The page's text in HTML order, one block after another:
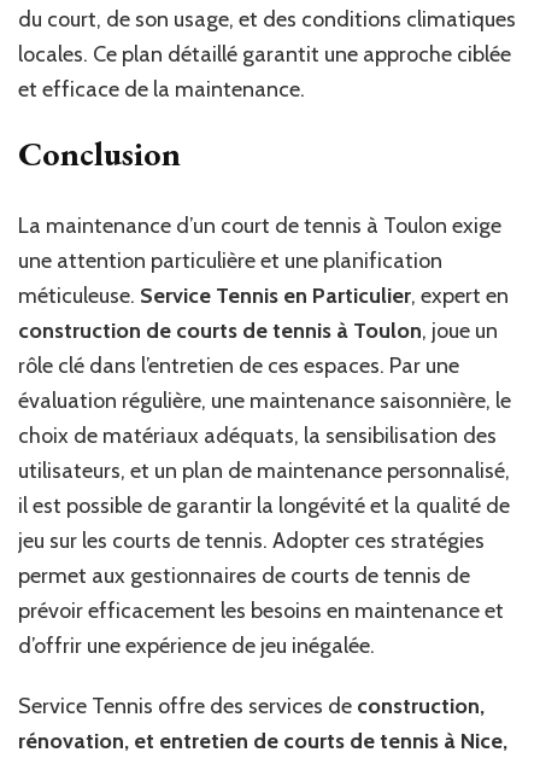
du court, de son usage, et des conditions climatiques
locales. Ce plan détaillé garantit une approche ciblée
et efficace de la maintenance.
Conclusion
La maintenance d’un court de tennis à Toulon exige
une attention particulière et une planification
méticuleuse. Service Tennis en Particulier, expert en
construction de courts de tennis à Toulon, joue un
rôle clé dans l’entretien de ces espaces. Par une
évaluation régulière, une maintenance saisonnière, le
choix de matériaux adéquats, la sensibilisation des
utilisateurs, et un plan de maintenance personnalisé,
il est possible de garantir la longévité et la qualité de
jeu sur les courts de tennis. Adopter ces stratégies
permet aux gestionnaires de courts de tennis de
prévoir efficacement les besoins en maintenance et
d’offrir une expérience de jeu inégalée.
Service Tennis offre des services de construction,
rénovation, et entretien de courts de tennis à Nice,